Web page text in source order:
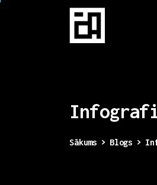
Sākums Blogs